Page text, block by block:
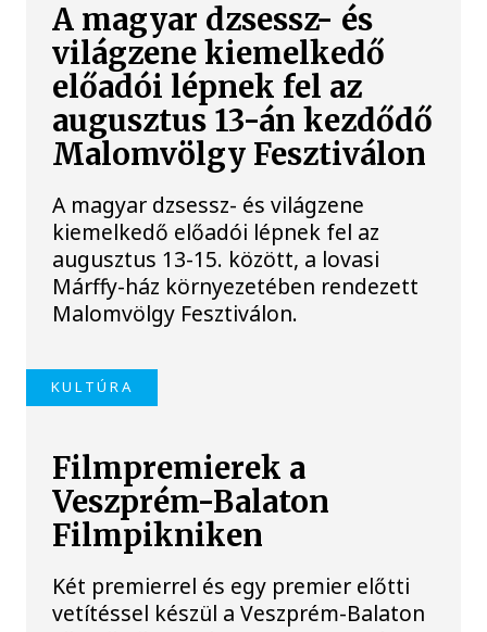
A magyar dzsessz- és
világzene kiemelkedő
előadói lépnek fel az
augusztus 13-án kezdődő
Malomvölgy Fesztiválon
A magyar dzsessz- és világzene
kiemelkedő előadói lépnek fel az
augusztus 13-15. között, a lovasi
Márffy-ház környezetében rendezett
Malomvölgy Fesztiválon.
KULTÚRA
Filmpremierek a
Veszprém-Balaton
Filmpikniken
Két premierrel és egy premier előtti
vetítéssel készül a Veszprém-Balaton